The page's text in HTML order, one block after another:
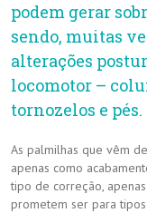
podem gerar
sendo, muitas
alterações
locomotor –
tornozelos e pés.
As palmilhas que vêm
apenas como
tipo de correção,
prometem ser para